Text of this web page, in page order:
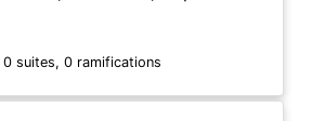
0 suites, 0 ramifications